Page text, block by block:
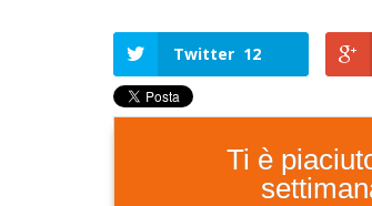
Twitter 12
Ti è